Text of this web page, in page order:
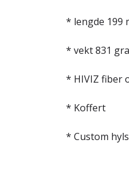
* lengde 199
* vekt 831
* HIVIZ fiber
* Koffert
* Custom